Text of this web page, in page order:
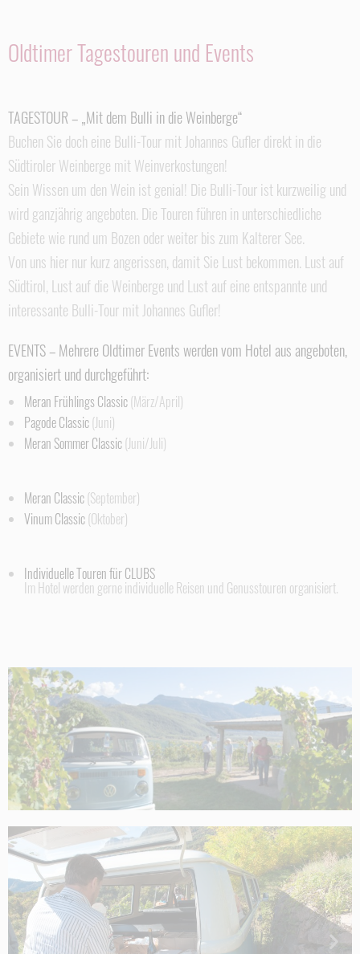
Oldtimer Tagestouren und Events
TAGESTOUR – „Mit dem Bulli in die Weinberge“
Buchen Sie doch eine Bulli-Tour mit Johannes Gufler direkt in die
Südtiroler Weinberge mit Weinverkostungen!
Sein Wissen um den Wein ist genial! Die Bulli-Tour ist kurzweilig und
wird ganzjährig angeboten. Die Touren führen in unterschiedliche
Gebiete wie rund um Bozen oder weiter bis zum Kalterer See.
Von uns hier nur kurz angerissen, damit Sie Lust bekommen. Lust auf
Südtirol, Lust auf die Weinberge und Lust auf eine entspannte und
interessante Bulli-Tour mit Johannes Gufler!
EVENTS – Mehrere Oldtimer Events werden vom Hotel aus angeboten,
organisiert und durchgeführt:
Meran Frühlings Classic(März/April)
Pagode Classic(Juni)
Meran Sommer Classic(Juni/Juli)
Meran Classic(September)
Vinum Classic(Oktober)
Individuelle Touren für CLUBS
Im Hotel werden gerne individuelle Reisen und Genusstouren organisiert.